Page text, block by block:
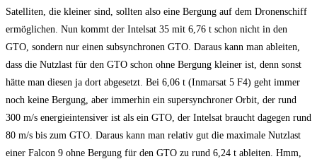
Satelliten, die kleiner sind, sollten also eine Bergung auf dem Dronenschiff
ermöglichen. Nun kommt der Intelsat 35 mit 6,76 t schon nicht in den
GTO, sondern nur einen subsynchronen GTO. Daraus kann man ableiten,
dass die Nutzlast für den GTO schon ohne Bergung kleiner ist, denn sonst
hätte man diesen ja dort abgesetzt. Bei 6,06 t (Inmarsat 5 F4) geht immer
noch keine Bergung, aber immerhin ein supersynchroner Orbit, der rund
300 m/s energieintensiver ist als ein GTO, der Intelsat braucht dagegen rund
80 m/s bis zum GTO. Daraus kann man relativ gut die maximale Nutzlast
einer Falcon 9 ohne Bergung für den GTO zu rund 6,24 t ableiten. Hmm,